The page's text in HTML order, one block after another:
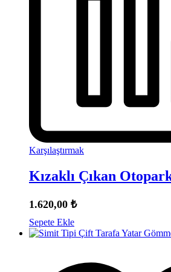
Karşılaştırmak
Kızaklı Çıkan
1.620,00 ₺
Sepete Ekle